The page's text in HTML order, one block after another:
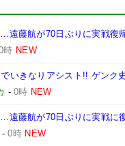
遠藤航が70日ぶりに実戦復
時 NEW
いきなりアシスト!! ゲンク
-0時 NEW
遠藤航が70日ぶりに実戦に
-0時 NEW